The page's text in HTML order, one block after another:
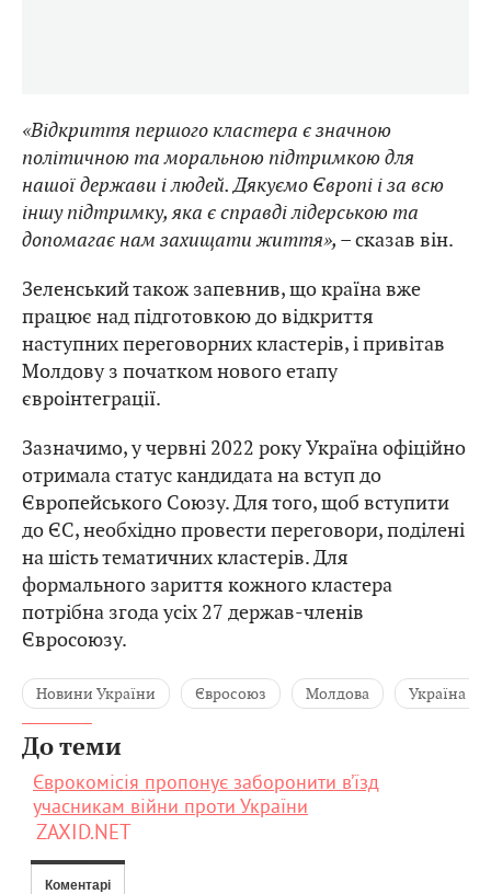
«Відкриття першого кластера є значною
політичною та моральною підтримкою для
нашої держави і людей. Дякуємо Європі і за всю
іншу підтримку, яка є справді лідерською та
допомагає нам захищати життя», –сказав він.
Зеленський також запевнив, що країна вже
працює над підготовкою до відкриття
наступних переговорних кластерів, і привітав
Молдову з початком нового етапу
євроінтеграції.
Зазначимо, у червні 2022 року Україна офіційно
отримала статус кандидата на вступ до
Європейського Союзу. Для того, щоб вступити
до ЄС, необхідно провести переговори, поділені
на шість тематичних кластерів. Для
формального зариття кожного кластера
потрібна згода усіх 27 держав-членів
Євросоюзу.
Новини України Євросоюз Молдова Україна і
До теми
Єврокомісія пропонує заборонити в’їзд
учасникам війни проти України
ZAXID.NET